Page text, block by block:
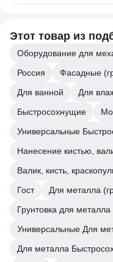
Этот товар из
Оборудование для
Россия
Фасадные
Для ванной
Для
Быстросохнущие
Универсальные
Валик, кисть,
Гост
Для металла
Грунтовка для металла
Универсальные Для
Для металла